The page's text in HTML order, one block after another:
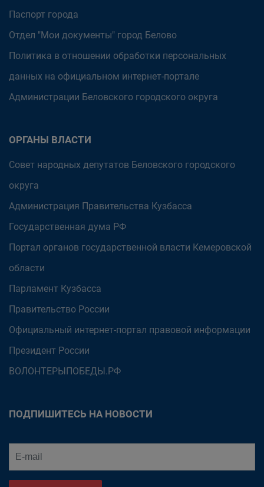
Паспорт города
Отдел "Мои документы" город Белово
Политика в отношении обработки персональных
данных на официальном интернет-портале
Администрации Беловского городского округа
ОРГАНЫ ВЛАСТИ
Совет народных депутатов Беловского городского
округа
Администрация Правительства Кузбасса
Государственная дума РФ
Портал органов государственной власти Кемеровской
области
Парламент Кузбасса
Правительство России
Официальный интернет-портал правовой информации
Президент России
ВОЛОНТЕРЫПОБЕДЫ.РФ
ПОДПИШИТЕСЬ НА НОВОСТИ